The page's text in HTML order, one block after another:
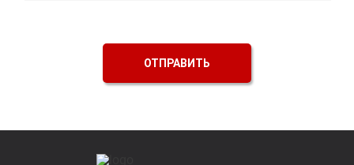
ОТПРАВИТЬ